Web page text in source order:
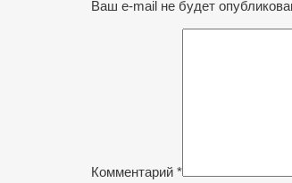
Ваш e-mail не будет
Комментарий *